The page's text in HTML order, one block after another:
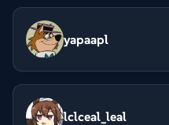
yapaapl
lclceal_leal